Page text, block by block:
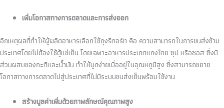
เพิ่มโอกาสทางการตลาดและการส่งออก
อีกเหตุผลที่ทำให้ผู้ผลิตอาหารเลือกใช้ถุงรีทอร์ท คือ ความสามารถในการขนส่งข้าม
ประเทศโดยไม่ต้องใช้ตู้แช่เย็น โดยเฉพาะอาหารประเภทแกงไทย ซุป หรือซอส ซึ่งมี
ส่วนผสมของกะทิและน้ำมัน ทำให้บูดง่ายเมื่ออยู่ในอุณหภูมิสูง ซึ่งสามารถขยาย
โอกาสทางการตลาดไปสู่ประเทศที่ไม่มีระบบขนส่งเย็นพร้อมใช้งาน
สร้างมูลค่าเพิ่มด้วยภาพลักษณ์คุณภาพสูง